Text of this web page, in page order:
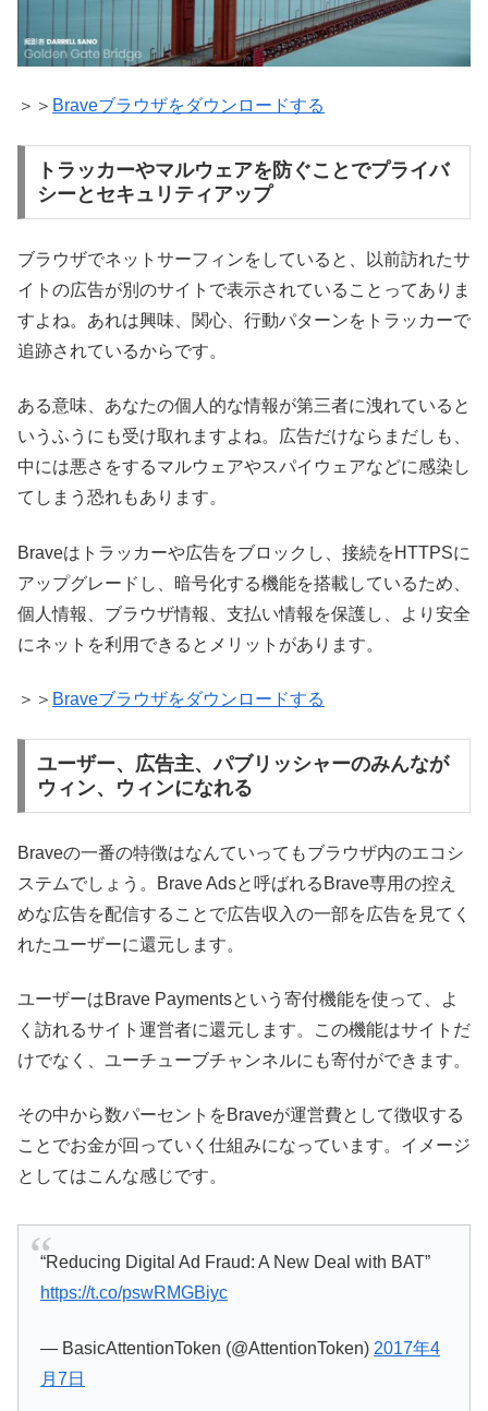
＞＞ Braveブラウザをダウンロードする
トラッカーやマルウェアを防ぐことでプライバ
シーとセキュリティアップ
ブラウザでネットサーフィンをしていると、以前訪れたサ
イトの広告が別のサイトで表示されていることってありま
すよね。あれは興味、関心、行動パターンをトラッカーで
追跡されているからです。
ある意味、あなたの個人的な情報が第三者に洩れていると
いうふうにも受け取れますよね。広告だけならまだしも、
中には悪さをするマルウェアやスパイウェアなどに感染し
てしまう恐れもあります。
Braveはトラッカーや広告をブロックし、接続をHTTPSに
アップグレードし、暗号化する機能を搭載しているため、
個人情報、ブラウザ情報、支払い情報を保護し、より安全
にネットを利用できるとメリットがあります。
＞＞ Braveブラウザをダウンロードする
ユーザー、広告主、パブリッシャーのみんなが
ウィン、ウィンになれる
Braveの一番の特徴はなんていってもブラウザ内のエコシ
ステムでしょう。Brave Adsと呼ばれるBrave専用の控え
めな広告を配信することで広告収入の一部を広告を見てく
れたユーザーに還元します。
ユーザーはBrave Paymentsという寄付機能を使って、よ
く訪れるサイト運営者に還元します。この機能はサイトだ
けでなく、ユーチューブチャンネルにも寄付ができます。
その中から数パーセントをBraveが運営費として徴収する
ことでお金が回っていく仕組みになっています。イメージ
としてはこんな感じです。
“Reducing Digital Ad Fraud: A New Deal with BAT”
https://t.co/pswRMGBiyc
— BasicAttentionToken (@AttentionToken) 2017年4
月7日